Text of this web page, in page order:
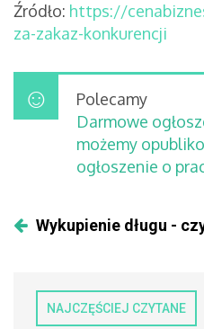
Źródło: https://
za-zakaz-konkurencji
Polecamy
Darmowe
możemy
ogłoszenie o
Wykupienie długu -
NAJCZĘŚCIEJ CZYTANE